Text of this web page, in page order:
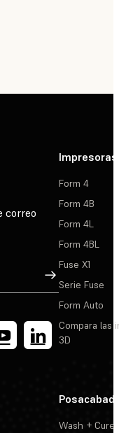
correo
Suscribirse
Impresoras
Form 4
Form 4B
Form 4L
Form 4BL
Fuse X1
Serie Fuse
Form Auto
Compara las
3D
Wash + Cure